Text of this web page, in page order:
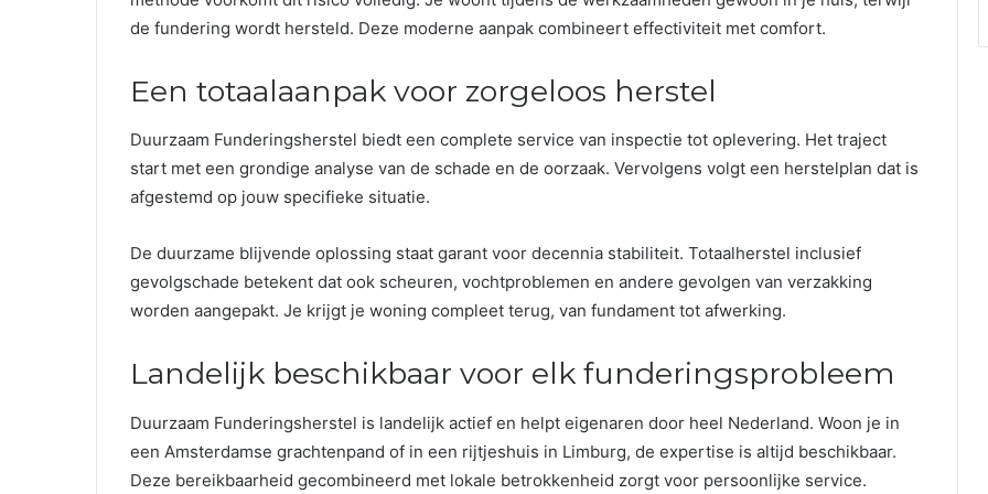
de fundering wordt hersteld. Deze moderne aanpak combineert effectiviteit met comfort.
Een totaalaanpak voor zorgeloos herstel
Duurzaam Funderingsherstel biedt een complete service van inspectie tot oplevering. Het traject
start met een grondige analyse van de schade en de oorzaak. Vervolgens volgt een herstelplan dat is
afgestemd op jouw specifieke situatie.
De duurzame blijvende oplossing staat garant voor decennia stabiliteit. Totaalherstel inclusief
gevolgschade betekent dat ook scheuren, vochtproblemen en andere gevolgen van verzakking
worden aangepakt. Je krijgt je woning compleet terug, van fundament tot afwerking.
Landelijk beschikbaar voor elk funderingsprobleem
Duurzaam Funderingsherstel is landelijk actief en helpt eigenaren door heel Nederland. Woon je in
een Amsterdamse grachtenpand of in een rijtjeshuis in Limburg, de expertise is altijd beschikbaar.
Deze bereikbaarheid gecombineerd met lokale betrokkenheid zorgt voor persoonlijke service.